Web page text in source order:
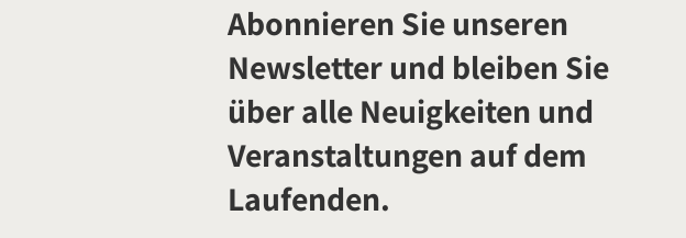
Abonnieren Sie unseren
Newsletter und bleiben Sie
über alle Neuigkeiten und
Veranstaltungen auf dem
Laufenden.